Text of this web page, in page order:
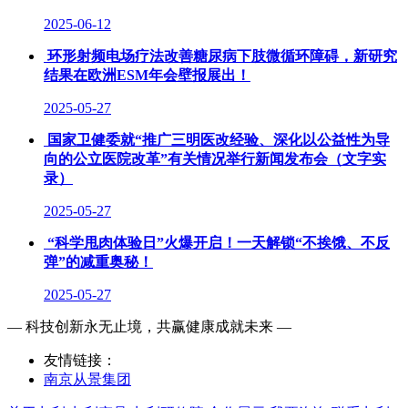
2025-06-12
环形射频电场疗法改善糖尿病下肢微循环障碍，新研究
结果在欧洲ESM年会壁报展出！
2025-05-27
国家卫健委就“推广三明医改经验、深化以公益性为导
向的公立医院改革”有关情况举行新闻发布会（文字实
录）
2025-05-27
“科学甩肉体验日”火爆开启！一天解锁“不挨饿、不反
弹”的减重奥秘！
2025-05-27
— 科技创新永无止境，共赢健康成就未来 —
友情链接：
南京从景集团